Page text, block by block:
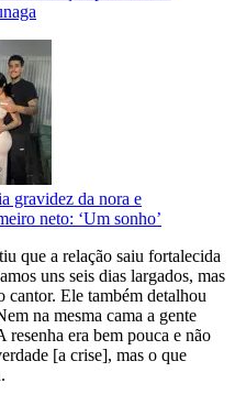
gravidez da nora e
neto: ‘Um sonho’
que a relação saiu fortalecida
uns seis dias largados, mas
cantor. Ele também detalhou
na mesma cama a gente
era bem pouca e não
[a crise], mas o que